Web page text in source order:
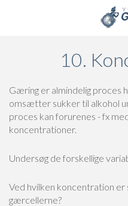
10.
Gæring er almindelig proces
omsætter sukker til alkohol
proces kan forurenes - fx
koncentrationer.
Undersøg de forskellige
Ved hvilken koncentration
gærcellerne?